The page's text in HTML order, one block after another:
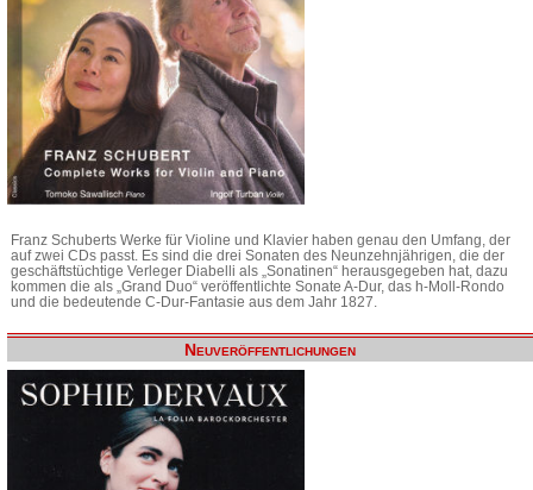
Franz Schuberts Werke für Violine und Klavier haben genau den Umfang, der
auf zwei CDs passt. Es sind die drei Sonaten des Neunzehnjährigen, die der
geschäftstüchtige Verleger Diabelli als „Sonatinen“ herausgegeben hat, dazu
kommen die als „Grand Duo“ veröffentlichte Sonate A-Dur, das h-Moll-Rondo
und die bedeutende C-Dur-Fantasie aus dem Jahr 1827.
Neuveröffentlichungen